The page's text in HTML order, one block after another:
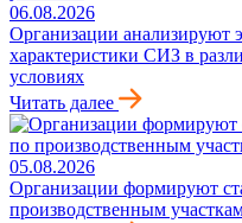
06.08.2026
Организации анализируют
характеристики СИЗ в
условиях
Читать далее
05.08.2026
Организации формируют
производственным